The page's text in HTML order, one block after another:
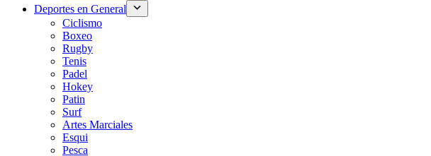
Deportes en General
Ciclismo
Boxeo
Rugby
Tenis
Padel
Hokey
Patin
Surf
Artes Marciales
Esqui
Pesca